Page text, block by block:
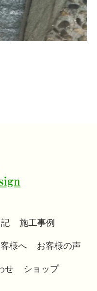
施工事例
様へ お客様の声
せ ショップ